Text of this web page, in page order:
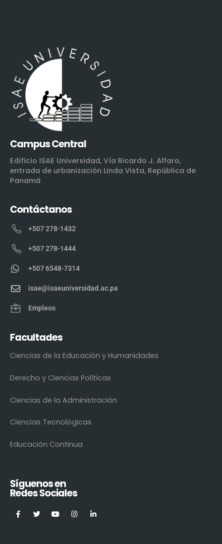
Campus Central
Edificio ISAE Universidad, Vía Ricardo J. Alfaro,
entrada de urbanización Linda Vista, República de
Panamá
Contáctanos
+507 278-1432
+507 278-1444
+507 6548-7314
isae@isaeuniversidad.ac.pa
Empleos
Facultades
Ciencias de la Educación y Humanidades
Derecho y Ciencias Políticas
Ciencias de la Administración
Ciencias Tecnológicas
Educación Continua
Síguenos en
Redes Sociales